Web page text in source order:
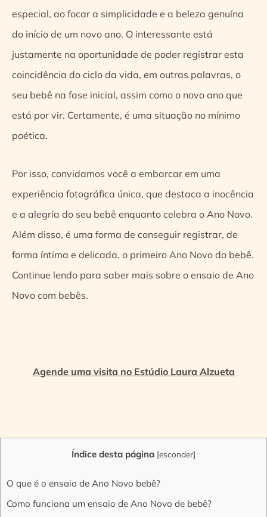
especial, ao focar a simplicidade e a beleza genuína
do início de um novo ano. O interessante está
justamente na oportunidade de poder registrar esta
coincidência do ciclo da vida, em outras palavras, o
seu bebê na fase inicial, assim como o novo ano que
está por vir. Certamente, é uma situação no mínimo
poética.
Por isso, convidamos você a embarcar em uma
experiência fotográfica única, que destaca a inocência
e a alegria do seu bebê enquanto celebra o Ano Novo.
Além disso, é uma forma de conseguir registrar, de
forma íntima e delicada, o primeiro Ano Novo do bebê.
Continue lendo para saber mais sobre o ensaio de Ano
Novo com bebês.
Agende uma visita no Estúdio Laura Alzueta
Índice desta página [esconder]
O que é o ensaio de Ano Novo bebê?
Como funciona um ensaio de Ano Novo de bebê?